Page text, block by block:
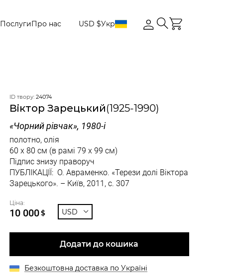
ПослугиПро нас USD $Укр
ID твору: 24074
Вiктор Зарецький(1925-1990)
«Чорний рівчак», 1980-і
полотно, олія
60 x 80 см (в рамі 79 x 99 см)
Підпис знизу праворуч
ПУБЛІКАЦІЇ: О. Авраменко. «Терези долі Віктора
Зарецького». – Київ, 2011, с. 307
Ціна:
10 000$ USD
Додати до кошика
Безкоштовна доставка по Україні